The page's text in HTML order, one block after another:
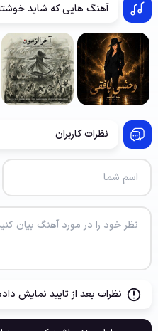
آهنگ هایی که شاید
نظرات کاربران
نظرات بعد از تایید نمایش